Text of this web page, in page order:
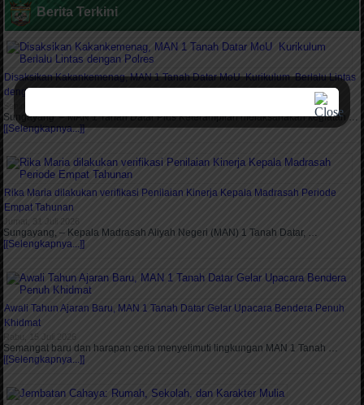
Berita Terkini
Disaksikan Kakankemenag, MAN 1 Tanah Datar MoU Kurikulum Berlalu Lintas
dengan Polres
Sungayang – MAN 1 Tanah Datar Plus Keterampilan melaksanakan kegiatan …
[[Selengkapnya...]]
Rika Maria dilakukan verifikasi Penilaian Kinerja Kepala Madrasah Periode
Empat Tahunan
Jumat, 31 Juli 2026
Sungayang, – Kepala Madrasah Aliyah Negeri (MAN) 1 Tanah Datar, …
[[Selengkapnya...]]
Awali Tahun Ajaran Baru, MAN 1 Tanah Datar Gelar Upacara Bendera Penuh
Khidmat
Rabu, 15 Juli 2026
Semangat baru dan harapan ceria menyelimuti lingkungan MAN 1 Tanah …
[[Selengkapnya...]]